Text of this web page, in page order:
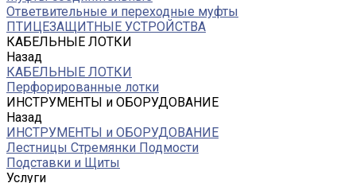
Ответвительные и переходные муфты
ПТИЦЕЗАЩИТНЫЕ УСТРОЙСТВА
КАБЕЛЬНЫЕ ЛОТКИ
Назад
КАБЕЛЬНЫЕ ЛОТКИ
Перфорированные лотки
ИНСТРУМЕНТЫ и ОБОРУДОВАНИЕ
Назад
ИНСТРУМЕНТЫ и ОБОРУДОВАНИЕ
Лестницы Стремянки Подмости
Подставки и Щиты
Услуги